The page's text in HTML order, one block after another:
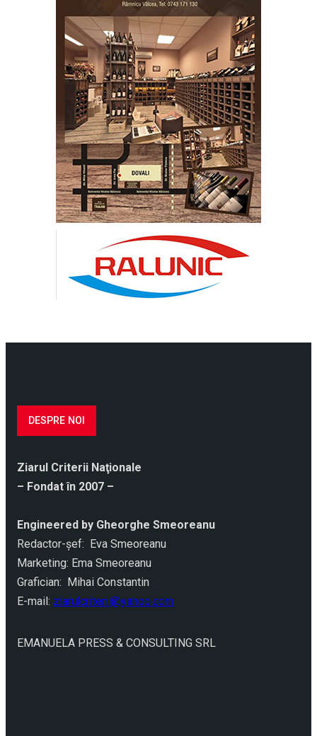
DESPRE NOI
Ziarul Criterii Naţionale
– Fondat în 2007 –
Engineered by Gheorghe Smeoreanu
Redactor-şef: Eva Smeoreanu
Marketing: Ema Smeoreanu
Grafician: Mihai Constantin
E-mail: ziarulcriterii@yahoo.com
EMANUELA PRESS & CONSULTING SRL